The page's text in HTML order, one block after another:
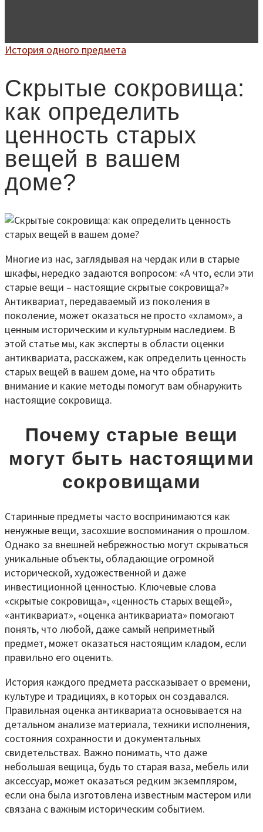
История одного предмета
Скрытые сокровища:
как определить
ценность старых
вещей в вашем
доме?
Многие из нас, заглядывая на чердак или в старые
шкафы, нередко задаются вопросом: «А что, если эти
старые вещи – настоящие скрытые сокровища?»
Антиквариат, передаваемый из поколения в
поколение, может оказаться не просто «хламом», а
ценным историческим и культурным наследием. В
этой статье мы, как эксперты в области оценки
антиквариата, расскажем, как определить ценность
старых вещей в вашем доме, на что обратить
внимание и какие методы помогут вам обнаружить
настоящие сокровища.
Почему старые вещи
могут быть настоящими
сокровищами
Старинные предметы часто воспринимаются как
ненужные вещи, засохшие воспоминания о прошлом.
Однако за внешней небрежностью могут скрываться
уникальные объекты, обладающие огромной
исторической, художественной и даже
инвестиционной ценностью. Ключевые слова
«скрытые сокровища», «ценность старых вещей»,
«антиквариат», «оценка антиквариата» помогают
понять, что любой, даже самый неприметный
предмет, может оказаться настоящим кладом, если
правильно его оценить.
История каждого предмета рассказывает о времени,
культуре и традициях, в которых он создавался.
Правильная оценка антиквариата основывается на
детальном анализе материала, техники исполнения,
состояния сохранности и документальных
свидетельствах. Важно понимать, что даже
небольшая вещица, будь то старая ваза, мебель или
аксессуар, может оказаться редким экземпляром,
если она была изготовлена известным мастером или
связана с важным историческим событием.